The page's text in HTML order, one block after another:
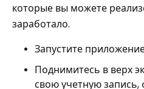
которые вы можете
заработало.
Запустите
Поднимитесь в верх
свою учетную